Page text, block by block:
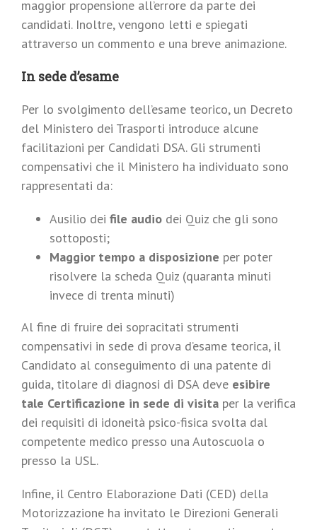
maggior propensione all’errore da parte dei
candidati. Inoltre, vengono letti e spiegati
attraverso un commento e una breve animazione.
In sede d’esame
Per lo svolgimento dell’esame teorico, un Decreto
del Ministero dei Trasporti introduce alcune
facilitazioni per Candidati DSA. Gli strumenti
compensativi che il Ministero ha individuato sono
rappresentati da:
Ausilio dei file audio dei Quiz che gli sono
sottoposti;
Maggior tempo a disposizione per poter
risolvere la scheda Quiz (quaranta minuti
invece di trenta minuti)
Al fine di fruire dei sopracitati strumenti
compensativi in sede di prova d’esame teorica, il
Candidato al conseguimento di una patente di
guida, titolare di diagnosi di DSA deve esibire
tale Certificazione in sede di visita per la verifica
dei requisiti di idoneità psico-fisica svolta dal
competente medico presso una Autoscuola o
presso la USL.
Infine, il Centro Elaborazione Dati (CED) della
Motorizzazione ha invitato le Direzioni Generali